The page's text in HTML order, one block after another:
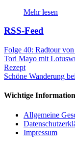
Mehr lesen
RSS-Feed
Folge 40: Radtour
Tori Mayo mit
Rezept
Schöne Wanderung
Wichtige
Allgemeine
Impressum